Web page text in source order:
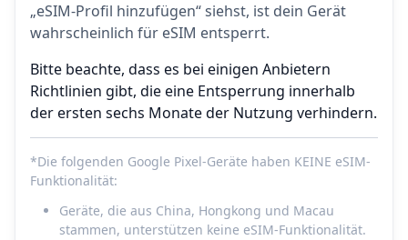
„eSIM-Profil hinzufügen“ siehst, ist dein Gerät
wahrscheinlich für eSIM entsperrt.
Bitte beachte, dass es bei einigen Anbietern
Richtlinien gibt, die eine Entsperrung innerhalb
der ersten sechs Monate der Nutzung verhindern.
*Die folgenden Google Pixel-Geräte haben KEINE eSIM-
Funktionalität:
Geräte, die aus China, Hongkong und Macau
stammen, unterstützen keine eSIM-Funktionalität.